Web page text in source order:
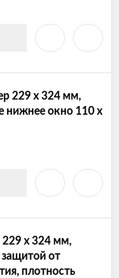
229 х 324 мм,
нижнее окно 110 х
229 x 324 мм,
защитой от
плотность